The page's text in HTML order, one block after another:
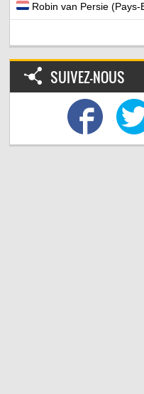
Robin van Persie (Pays-
SUIVEZ-NOUS